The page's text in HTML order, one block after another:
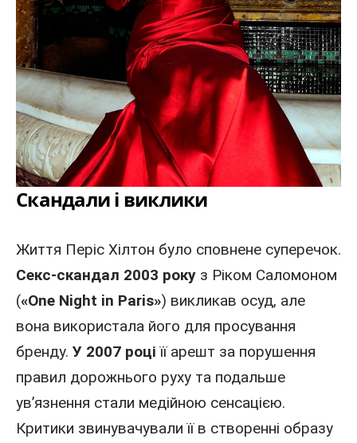
Скандали і виклики
Життя Періс Хілтон було сповнене суперечок.
Секс-скандал 2003 року з Ріком Саломоном
(«One Night in Paris») викликав осуд, але
вона використала його для просування
бренду. У 2007 році її арешт за порушення
правил дорожнього руху та подальше
ув’язнення стали медійною сенсацією.
Критики звинувачували її в створенні образу